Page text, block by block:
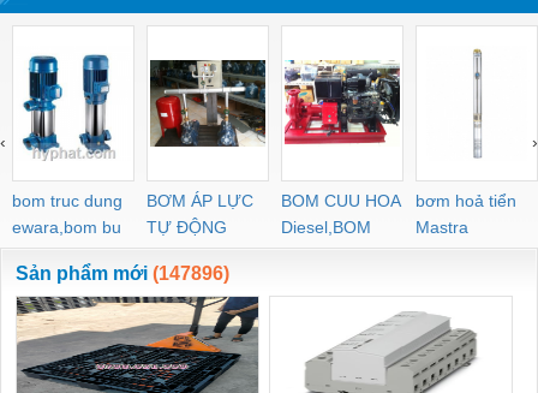
bom truc dung
ewara,bom bu
ewara
BƠM ÁP LỰC
TỰ ĐỘNG
BOM CUU HOA
Diesel,BOM
CHUA CHAY
bơm hoả tiển
Mastra
‹ ›
Sản phẩm mới (147896)